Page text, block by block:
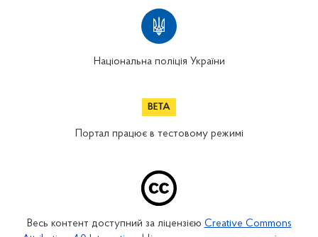
Національна поліція України
Портал працює в тестовому режимі
Весь контент доступний за ліцензією Creative Commons